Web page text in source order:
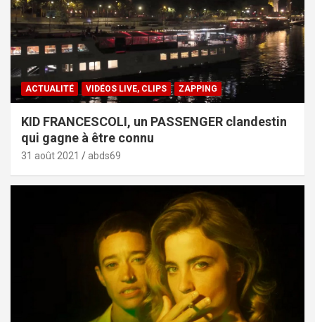
ACTUALITÉ VIDÉOS LIVE, CLIPS ZAPPING
KID FRANCESCOLI, un PASSENGER clandestin
qui gagne à être connu
31 août 2021 abds69